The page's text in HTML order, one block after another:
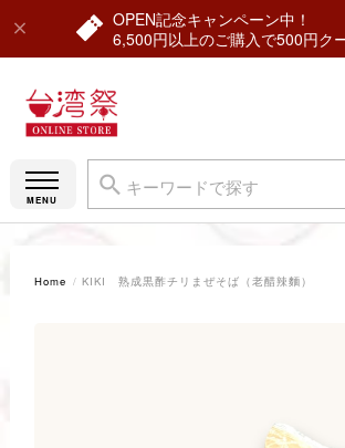
OPEN記念キャンペーン中！
6,500円以上のご購入で500円ク
Home KIKI 熟成黒酢チリまぜそば（老醋辣麵）